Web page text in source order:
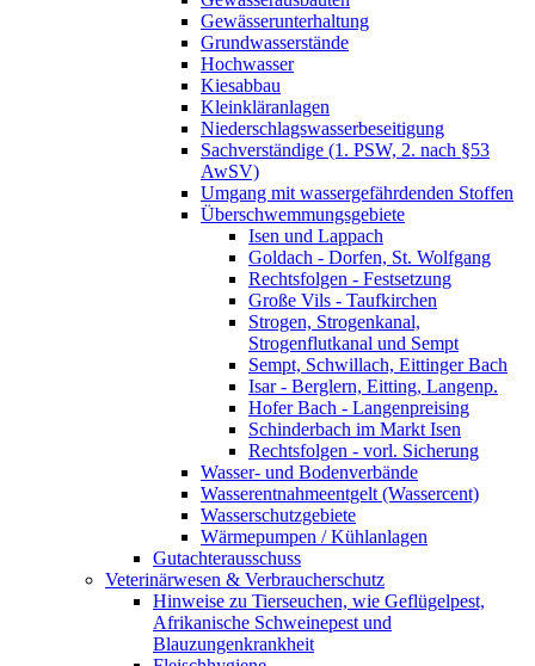
Gewässerunterhaltung
Grundwasserstände
Hochwasser
Kiesabbau
Kleinkläranlagen
Niederschlagswasserbeseitigung
Sachverständige (1. PSW, 2. nach §53
AwSV)
Umgang mit wassergefährdenden Stoffen
Überschwemmungsgebiete
Isen und Lappach
Goldach - Dorfen, St. Wolfgang
Rechtsfolgen - Festsetzung
Große Vils - Taufkirchen
Strogen, Strogenkanal,
Strogenflutkanal und Sempt
Sempt, Schwillach, Eittinger Bach
Isar - Berglern, Eitting, Langenp.
Hofer Bach - Langenpreising
Schinderbach im Markt Isen
Rechtsfolgen - vorl. Sicherung
Wasser- und Bodenverbände
Wasserentnahmeentgelt (Wassercent)
Wasserschutzgebiete
Wärmepumpen / Kühlanlagen
Gutachterausschuss
Veterinärwesen & Verbraucherschutz
Hinweise zu Tierseuchen, wie Geflügelpest,
Afrikanische Schweinepest und
Blauzungenkrankheit